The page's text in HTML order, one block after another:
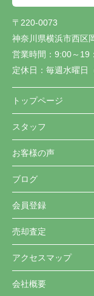
〒220-0073
神奈川県横浜市西区
営業時間： 9:00～19
定休日： 毎週水曜日
トップページ
スタッフ
お客様の声
ブログ
会員登録
売却査定
アクセスマップ
会社概要